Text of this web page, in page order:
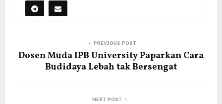
PREVIOUS POST
Dosen Muda IPB University Paparkan Cara
Budidaya Lebah tak Bersengat
NEXT POST